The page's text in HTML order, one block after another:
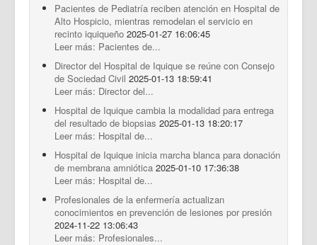
Pacientes de Pediatría reciben atención en Hospital de
Alto Hospicio, mientras remodelan el servicio en
recinto iquiqueño 2025-01-27 16:06:45
Leer más: Pacientes de...
Director del Hospital de Iquique se reúne con Consejo
de Sociedad Civil 2025-01-13 18:59:41
Leer más: Director del...
Hospital de Iquique cambia la modalidad para entrega
del resultado de biopsias 2025-01-13 18:20:17
Leer más: Hospital de...
Hospital de Iquique inicia marcha blanca para donación
de membrana amniótica 2025-01-10 17:36:38
Leer más: Hospital de...
Profesionales de la enfermería actualizan
conocimientos en prevención de lesiones por presión
2024-11-22 13:06:43
Leer más: Profesionales...